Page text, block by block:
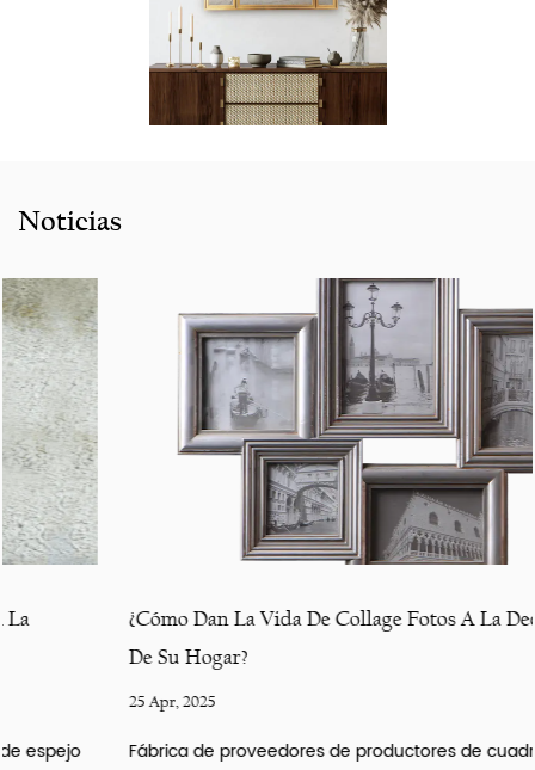
Noticias
¿Cómo Dan La Vida De Collage Fotos A La Decoración
De Su Hogar?
Fábrica de proveedores de productores de cuadros de fotos